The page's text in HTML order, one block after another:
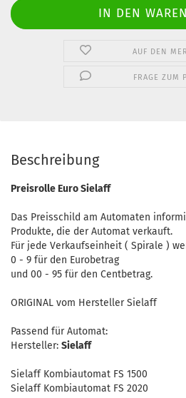
AUF DEN
FRAGE ZUM
Beschreibung
Preisrolle Euro Sielaff
Das Preisschild am Automaten
Produkte, die der Automat verkauft.
Für jede Verkaufseinheit ( Spirale )
0 - 9 für den Eurobetrag
und 00 - 95 für den Centbetrag.
ORIGINAL vom Hersteller Sielaff
Passend für Automat:
Hersteller: Sielaff
Sielaff Kombiautomat FS 1500
Sielaff Kombiautomat FS 2020